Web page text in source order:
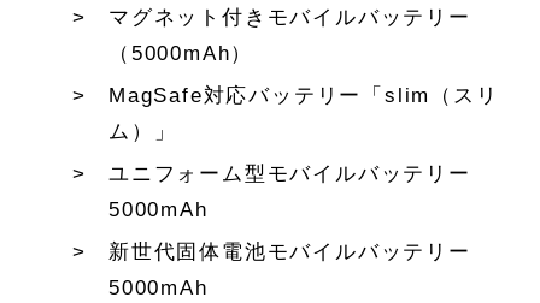
マグネット付きモバイルバッテリー
（5000mAh）
MagSafe対応バッテリー「slim（スリ
ム）」
ユニフォーム型モバイルバッテリー
5000mAh
新世代固体電池モバイルバッテリー
5000mAh